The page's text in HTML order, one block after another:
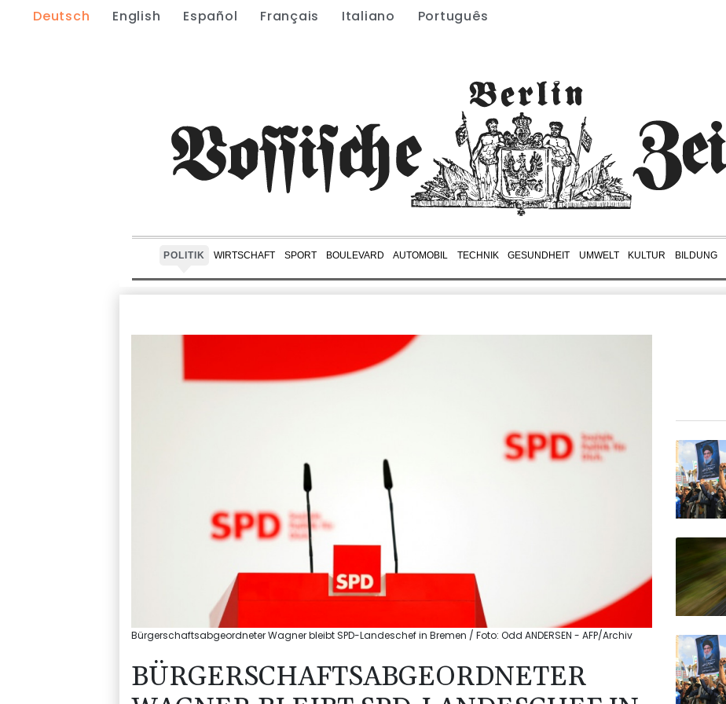
Deutsch English Español Français Italiano Português
POLITIK WIRTSCHAFT SPORT BOULEVARD AUTOMOBIL TECHNIK GESUNDHEIT UMWELT KULTUR BILDUNG
Bürgerschaftsabgeordneter Wagner bleibt SPD-Landeschef in Bremen / Foto: Odd ANDERSEN - AFP/Archiv
BÜRGERSCHAFTSABGEORDNETER